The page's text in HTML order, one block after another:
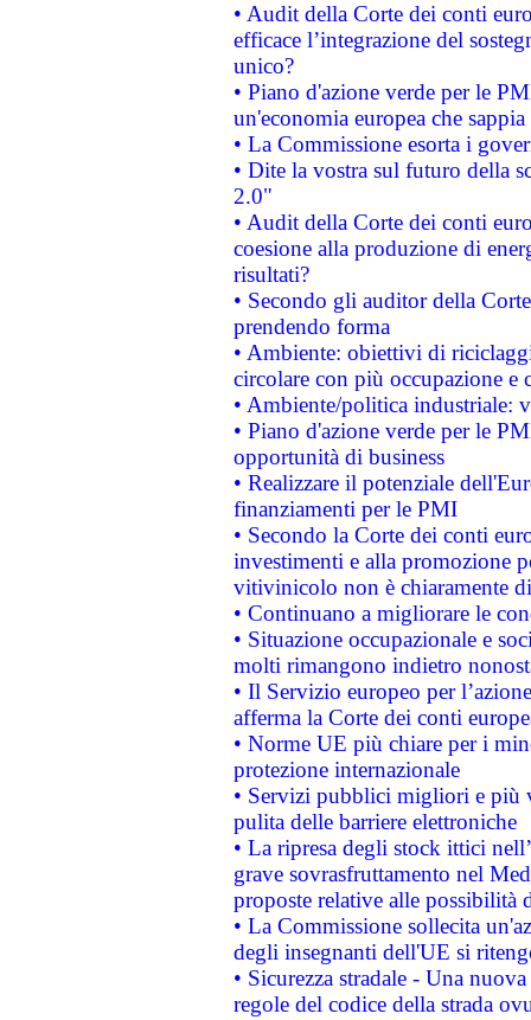
• Audit della Corte dei conti
efficace l’integrazione del
unico?
• Piano d'azione verde per le
un'economia europea che
• La Commissione esorta i
• Dite la vostra sul futuro della
2.0"
• Audit della Corte dei conti
coesione alla produzione di
risultati?
• Secondo gli auditor della
prendendo forma
• Ambiente: obiettivi di
circolare con più occupazione e
• Ambiente/politica industriale:
• Piano d'azione verde per le
opportunità di business
• Realizzare il potenziale
finanziamenti per le PMI
• Secondo la Corte dei conti
investimenti e alla promozione
vitivinicolo non è chiaramente
• Continuano a migliorare le
• Situazione occupazionale e
molti rimangono indietro
• Il Servizio europeo per
afferma la Corte dei conti
• Norme UE più chiare per i
protezione internazionale
• Servizi pubblici migliori e più
pulita delle barriere elettroniche
• La ripresa degli stock ittici
grave sovrasfruttamento nel
proposte relative alle possibilità
• La Commissione sollecita
degli insegnanti dell'UE si
• Sicurezza stradale - Una
regole del codice della strada